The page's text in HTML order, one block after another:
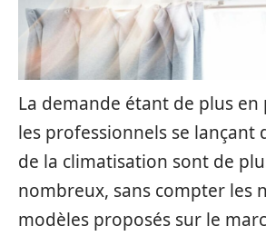
La demande étant de plus en
les professionnels se lançant
de la climatisation sont de
nombreux, sans compter les
modèles proposés sur le